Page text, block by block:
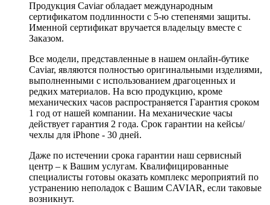
Продукция Caviar обладает международным
сертификатом подлинности с 5-ю степенями защиты.
Именной сертификат вручается владельцу вместе с
Заказом.
Все модели, представленные в нашем онлайн-бутике
Caviar, являются полностью оригинальными изделиями,
выполненными с использованием драгоценных и
редких материалов. На всю продукцию, кроме
механических часов распространяется Гарантия сроком
1 год от нашей компании. На механические часы
действует гарантия 2 года. Срок гарантии на кейсы/
чехлы для iPhone - 30 дней.
Даже по истечении срока гарантии наш сервисный
центр – к Вашим услугам. Квалифицированные
специалисты готовы оказать комплекс мероприятий по
устранению неполадок с Вашим CAVIAR, если таковые
возникнут.